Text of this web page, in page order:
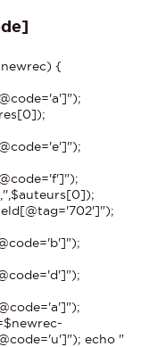
{
echo "